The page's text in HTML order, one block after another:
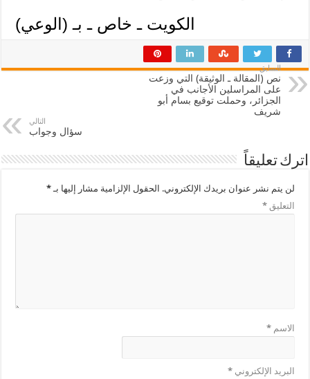
الكويت ـ خاص ـ بـ (الوعي)
السابق
نص (المقالة ـ الوثيقة) التي وزعت
على المراسلين الأجانب في
الجزائر، وحملت توقيع بسام أبو
شريف
التالي
سؤال وجواب
اترك تعليقاً
لن يتم نشر عنوان بريدك الإلكتروني. الحقول الإلزامية مشار إليها بـ*
التعليق*
الاسم*
البريد الإلكتروني*